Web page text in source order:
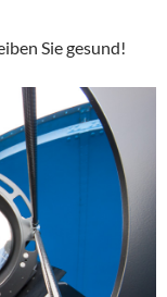
Sie gesund!